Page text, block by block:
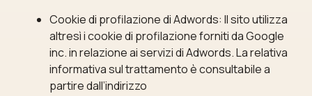
Cookie di profilazione di Adwords: Il sito utilizza
altresì i cookie di profilazione forniti da Google
inc. in relazione ai servizi di Adwords. La relativa
informativa sul trattamento è consultabile a
partire dall’indirizzo